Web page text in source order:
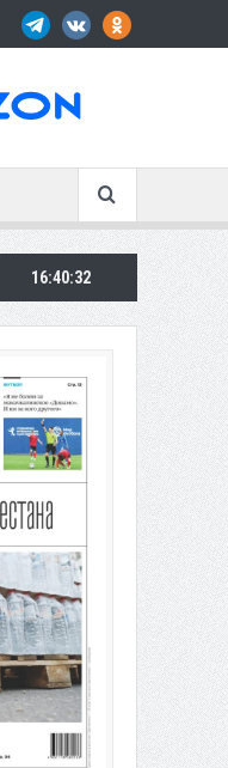
для улучшения
16:40:34